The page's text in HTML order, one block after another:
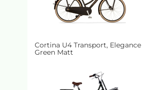
Cortina U4 Transport, Elegance
Green Matt